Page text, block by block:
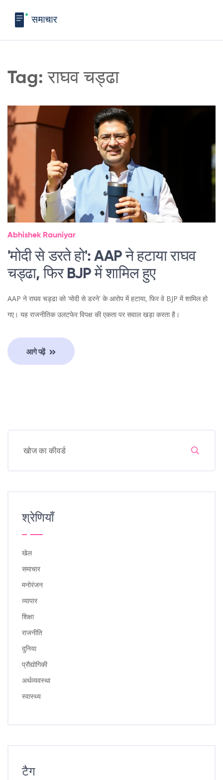
Tag: राघव चड्ढा
Abhishek Rauniyar
'मोदी से डरते हो': AAP ने हटाया राघव
चड्ढा, फिर BJP में शामिल हुए
AAP ने राघव चड्ढा को 'मोदी से डरने' के आरोप में हटाया, फिर वे BJP में शामिल हो
गए। यह राजनीतिक उलटफेर विपक्ष की एकता पर सवाल खड़ा करता है।
आगे पढ़ें
श्रेणियाँ
खेल
समाचार
मनोरंजन
व्यापार
शिक्षा
राजनीति
दुनिया
प्रौद्योगिकी
अर्थव्यवस्था
स्वास्थ्य
टैग